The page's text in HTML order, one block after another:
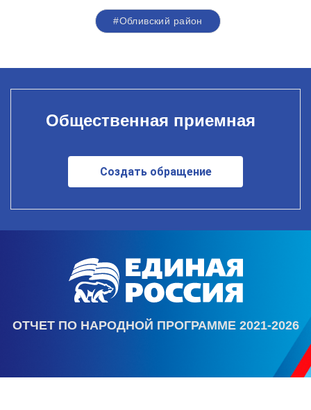
#Обливский район
Общественная приемная
Создать обращение
ОТЧЕТ ПО НАРОДНОЙ ПРОГРАММЕ 2021-2026